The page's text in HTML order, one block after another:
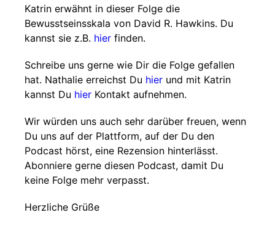
Katrin erwähnt in dieser Folge die
Bewusstseinsskala von David R. Hawkins. Du
kannst sie z.B. hier finden.
Schreibe uns gerne wie Dir die Folge gefallen
hat. Nathalie erreichst Du hier und mit Katrin
kannst Du hier Kontakt aufnehmen.
Wir würden uns auch sehr darüber freuen, wenn
Du uns auf der Plattform, auf der Du den
Podcast hörst, eine Rezension hinterlässt.
Abonniere gerne diesen Podcast, damit Du
keine Folge mehr verpasst.
Herzliche Grüße